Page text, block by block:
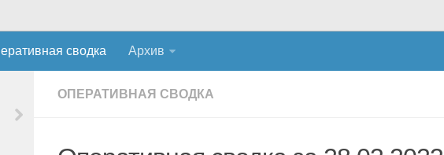
сводка Архив
ОПЕРАТИВНАЯ СВОДКА